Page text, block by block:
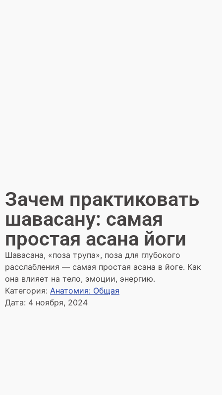
Зачем практиковать
шавасану: самая
простая асана йоги
Шавасана, «поза трупа», поза для глубокого
расслабления — самая простая асана в йоге. Как
она влияет на тело, эмоции, энергию.
Категория: Анатомия: Общая
Дата: 4 ноября, 2024